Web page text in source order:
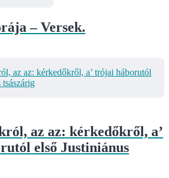
– Versek.
az az: kérkedőkről, a’
első Justiniánus